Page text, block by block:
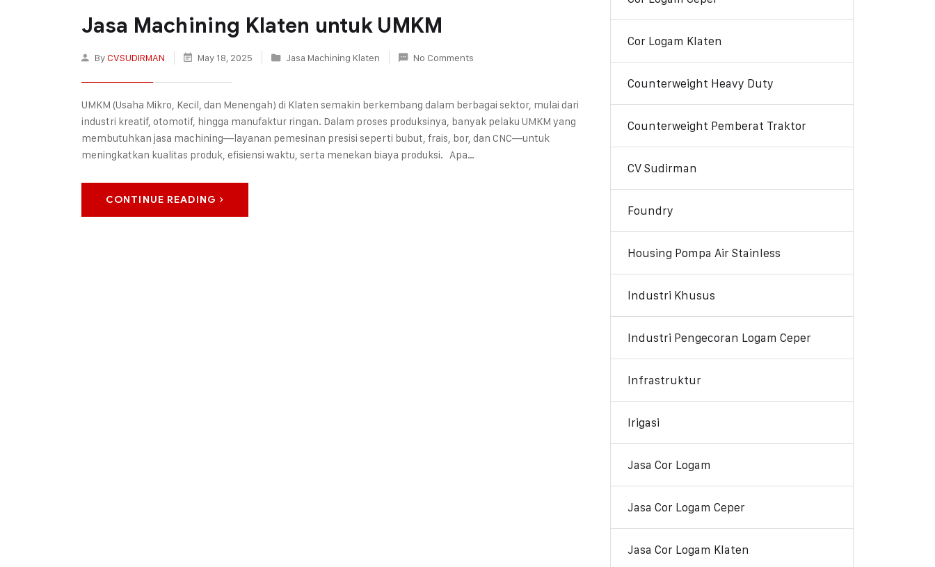
Jasa Machining Klaten untuk UMKM
ByCVSUDIRMAN May 18, 2025 Jasa Machining Klaten No Comments
UMKM (Usaha Mikro, Kecil, dan Menengah) di Klaten semakin berkembang dalam berbagai sektor, mulai dari
industri kreatif, otomotif, hingga manufaktur ringan. Dalam proses produksinya, banyak pelaku UMKM yang
membutuhkan jasa machining—layanan pemesinan presisi seperti bubut, frais, bor, dan CNC—untuk
meningkatkan kualitas produk, efisiensi waktu, serta menekan biaya produksi. Apa…
CONTINUE READING
Cor Logam Klaten
Counterweight Heavy Duty
Counterweight Pemberat Traktor
CV Sudirman
Foundry
Housing Pompa Air Stainless
Industri Khusus
Industri Pengecoran Logam Ceper
Infrastruktur
Irigasi
Jasa Cor Logam
Jasa Cor Logam Ceper
Jasa Cor Logam Klaten